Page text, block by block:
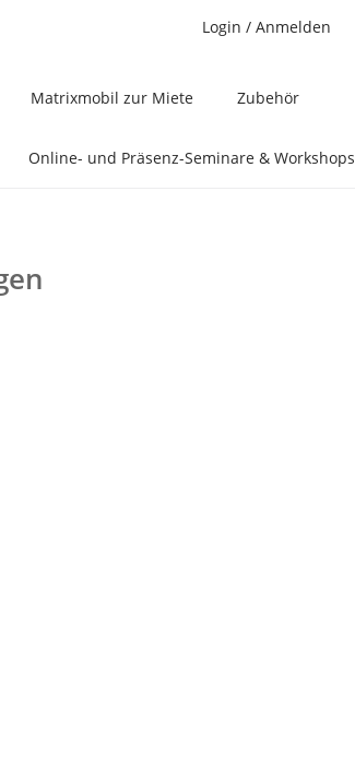
Login / Anmelden
Matrixmobil zur Miete Zubehör
Online- und Präsenz-Seminare & Workshops